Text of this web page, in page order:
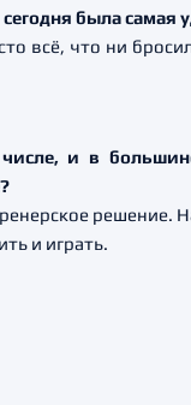
была самая
всё, что ни
и в
решение.
и играть.